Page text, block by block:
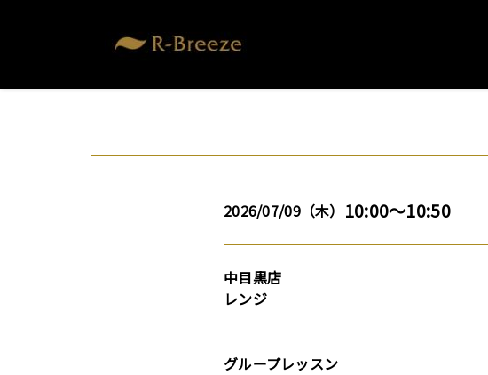
2026/07/09（木） 10:00～10:50
中目黒店
レンジ
グループレッスン